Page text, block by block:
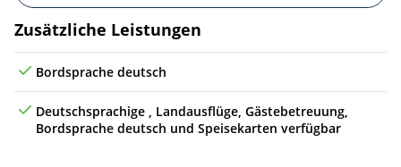
Zusätzliche Leistungen
Bordsprache deutsch
Deutschsprachige , Landausflüge, Gästebetreuung,
Bordsprache deutsch und Speisekarten verfügbar